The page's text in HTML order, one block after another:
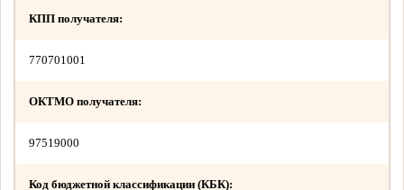
КПП получателя:
770701001
ОКТМО получателя:
97519000
Код бюджетной классификации (КБК):